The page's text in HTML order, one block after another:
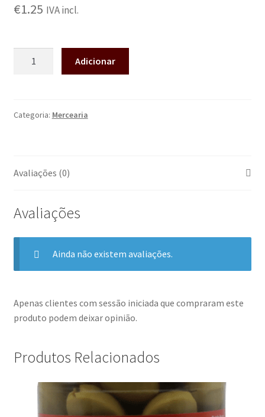
€1.25 IVA incl.
Adicionar
Categoria: Mercearia
Avaliações (0)
Avaliações
Ainda não existem avaliações.
Apenas clientes com sessão iniciada que compraram este
produto podem deixar opinião.
Produtos Relacionados